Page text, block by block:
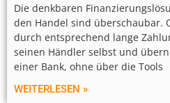
Die denkbaren
den Handel sind überschaubar.
durch entsprechend lange
seinen Händler selbst und
einer Bank, ohne über die Tools
WEITERLESEN »